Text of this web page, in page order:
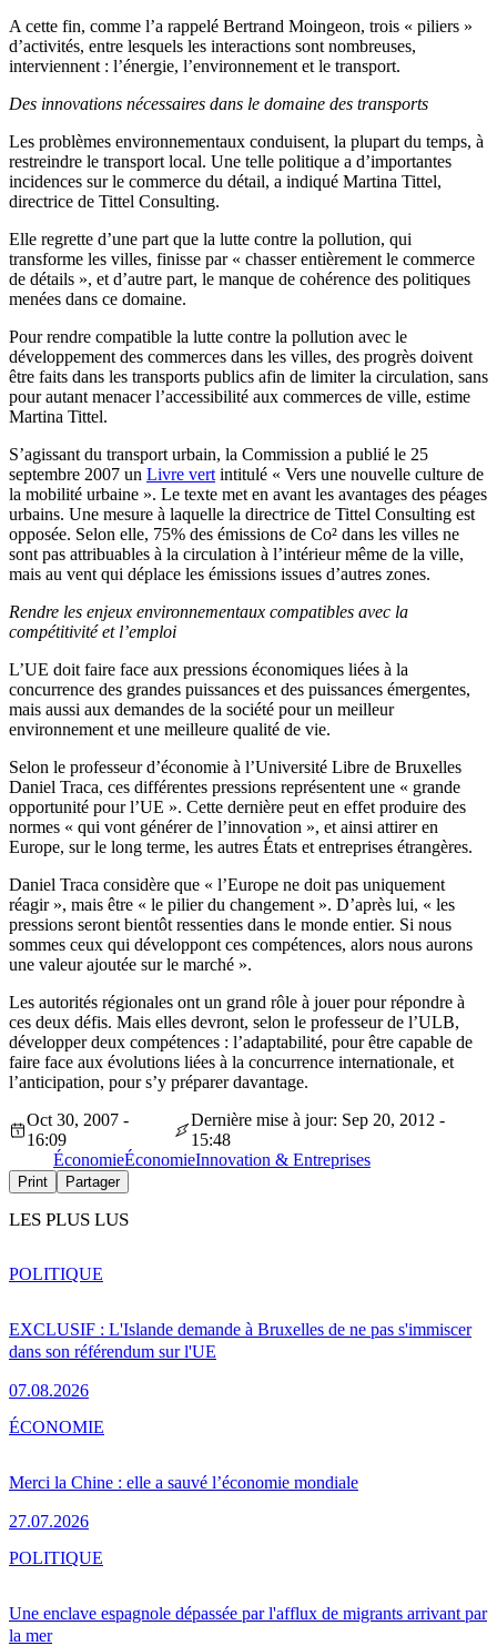
A cette fin, comme l’a rappelé Bertrand Moingeon, trois « piliers »
d’activités, entre lesquels les interactions sont nombreuses,
interviennent : l’énergie, l’environnement et le transport.
Des innovations nécessaires dans le domaine des transports
Les problèmes environnementaux conduisent, la plupart du temps, à
restreindre le transport local. Une telle politique a d’importantes
incidences sur le commerce du détail, a indiqué Martina Tittel,
directrice de Tittel Consulting.
Elle regrette d’une part que la lutte contre la pollution, qui
transforme les villes, finisse par « chasser entièrement le commerce
de détails », et d’autre part, le manque de cohérence des politiques
menées dans ce domaine.
Pour rendre compatible la lutte contre la pollution avec le
développement des commerces dans les villes, des progrès doivent
être faits dans les transports publics afin de limiter la circulation, sans
pour autant menacer l’accessibilité aux commerces de ville, estime
Martina Tittel.
S’agissant du transport urbain, la Commission a publié le 25
septembre 2007 un Livre vert intitulé « Vers une nouvelle culture de
la mobilité urbaine ». Le texte met en avant les avantages des péages
urbains. Une mesure à laquelle la directrice de Tittel Consulting est
opposée. Selon elle, 75% des émissions de Co² dans les villes ne
sont pas attribuables à la circulation à l’intérieur même de la ville,
mais au vent qui déplace les émissions issues d’autres zones.
Rendre les enjeux environnementaux compatibles avec la
compétitivité et l’emploi
L’UE doit faire face aux pressions économiques liées à la
concurrence des grandes puissances et des puissances émergentes,
mais aussi aux demandes de la société pour un meilleur
environnement et une meilleure qualité de vie.
Selon le professeur d’économie à l’Université Libre de Bruxelles
Daniel Traca, ces différentes pressions représentent une « grande
opportunité pour l’UE ». Cette dernière peut en effet produire des
normes « qui vont générer de l’innovation », et ainsi attirer en
Europe, sur le long terme, les autres États et entreprises étrangères.
Daniel Traca considère que « l’Europe ne doit pas uniquement
réagir », mais être « le pilier du changement ». D’après lui, « les
pressions seront bientôt ressenties dans le monde entier. Si nous
sommes ceux qui développont ces compétences, alors nous aurons
une valeur ajoutée sur le marché ».
Les autorités régionales ont un grand rôle à jouer pour répondre à
ces deux défis. Mais elles devront, selon le professeur de l’ULB,
développer deux compétences : l’adaptabilité, pour être capable de
faire face aux évolutions liées à la concurrence internationale, et
l’anticipation, pour s’y préparer davantage.
Oct 30, 2007 -
16:09
Dernière mise à jour: Sep 20, 2012 -
15:48
ÉconomieÉconomieInnovation & Entreprises
Print Partager
LES PLUS LUS
EXCLUSIF : L'Islande demande à Bruxelles de ne pas s'immiscer
dans son référendum sur l'UE
07.08.2026
POLITIQUE
Merci la Chine : elle a sauvé l’économie mondiale
27.07.2026
ÉCONOMIE
Une enclave espagnole dépassée par l'afflux de migrants arrivant par
la mer
POLITIQUE